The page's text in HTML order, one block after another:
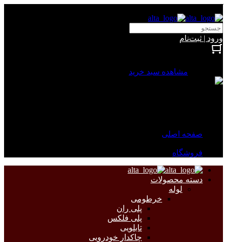
ورود | ثبت‌نام
مشاهده سبد خرید
صفحه اصلی
فروشگاه
دسته محصولات
لوله
خرطومی
پلی ران
پلی فلکس
تابلویی
چاکدار خودرویی